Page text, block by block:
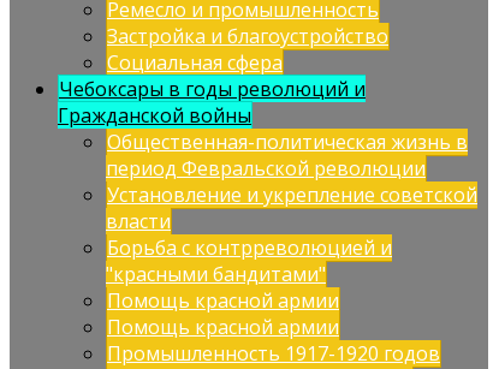
Ремесло и промышленность
Застройка и благоустройство
Социальная сфера
Чебоксары в годы революций и
Гражданской войны
Общественная-политическая жизнь в
период Февральской революции
Установление и укрепление советской
власти
Борьба с контрреволюцией и
"красными бандитами"
Помощь красной армии
Помощь красной армии
Промышленность 1917-1920 годов